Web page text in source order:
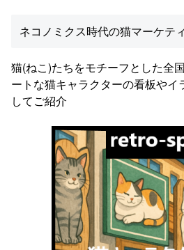
ネコノミクス時代の猫マーケテ
猫(ねこ)たちをモチーフとした全
ートな猫キャラクターの看板や
してご紹介